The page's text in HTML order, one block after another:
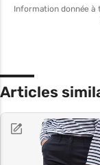
Information donnée à
Articles